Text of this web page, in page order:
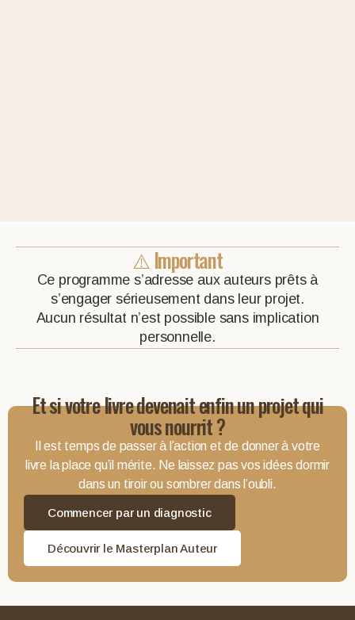
⚠️ Important
Ce programme s’adresse aux auteurs prêts à
s’engager sérieusement dans leur projet.
Aucun résultat n’est possible sans implication
personnelle.
Et si votre livre devenait enfin un projet qui
vous nourrit ?
Il est temps de passer à l’action et de donner à votre
livre la place qu’il mérite. Ne laissez pas vos idées dormir
dans un tiroir ou sombrer dans l’oubli.
Découvrir le Masterplan Auteur
Commencer par un diagnostic